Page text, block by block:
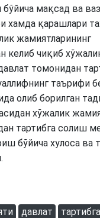
бўйича мақсад ва
хамда қарашлари
жамиятларининг
келиб чиқиб
томонидан
таърифи
олиб борилган
хўжалик
тартибга солиш
бўйича хулоса ва
давлат